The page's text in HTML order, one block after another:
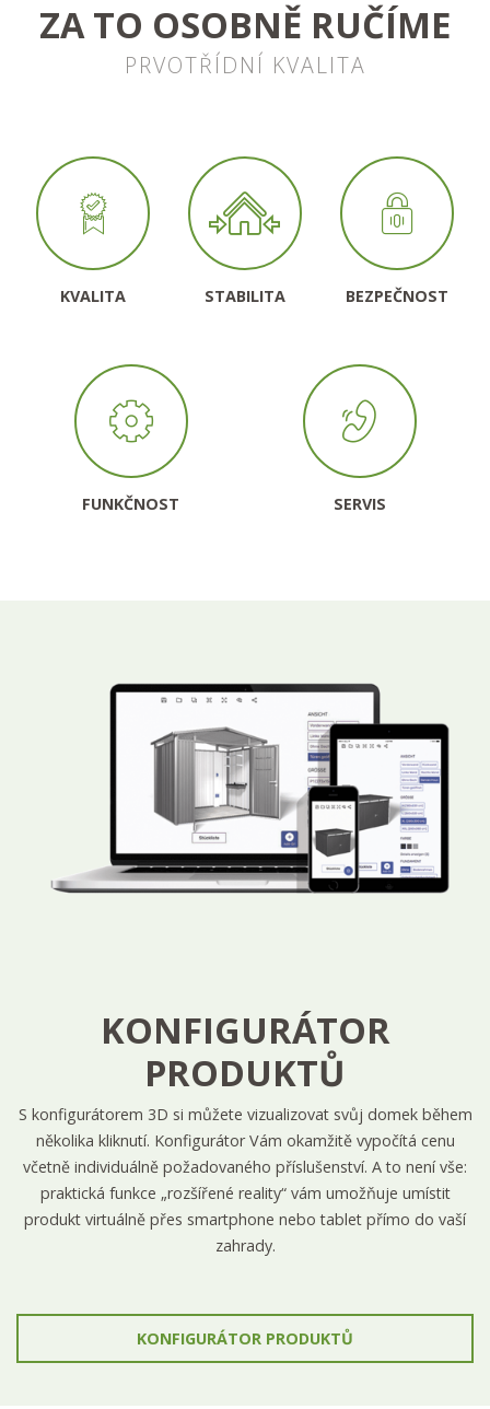
ZA TO OSOBNĚ RUČÍME
PRVOTŘÍDNÍ KVALITA
KVALITA STABILITA BEZPEČNOST
FUNKČNOST SERVIS
KONFIGURÁTOR
PRODUKTŮ
S konfigurátorem 3D si můžete vizualizovat svůj domek během
několika kliknutí. Konfigurátor Vám okamžitě vypočítá cenu
včetně individuálně požadovaného příslušenství. A to není vše:
praktická funkce „rozšířené reality“ vám umožňuje umístit
produkt virtuálně přes smartphone nebo tablet přímo do vaší
zahrady.
KONFIGURÁTOR PRODUKTŮ